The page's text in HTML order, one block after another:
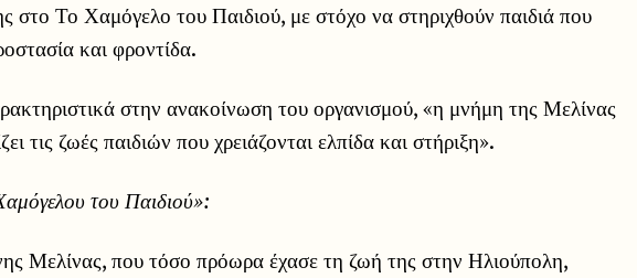
στο Το Χαμόγελο του Παιδιού, με στόχο να στηριχθούν παιδιά που
και φροντίδα.
στην ανακοίνωση του οργανισμού, «η μνήμη της Μελίνας
τις ζωές παιδιών που χρειάζονται ελπίδα και στήριξη».
του Παιδιού»:
Μελίνας, που τόσο πρόωρα έχασε τη ζωή της στην Ηλιούπολη,